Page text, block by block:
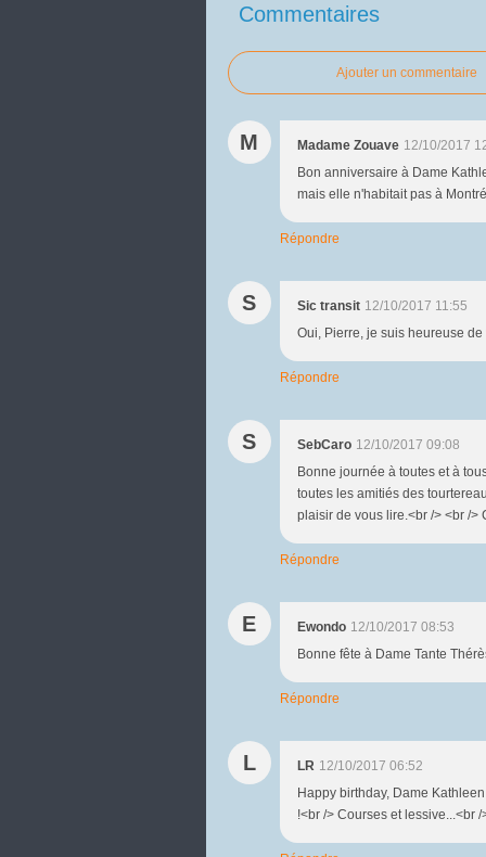
Commentaires
Ajouter un commentaire
M Madame Zouave 12/10/2017
Bon anniversaire à Dame
mais elle n'habitait pas à
Répondre
S Sic transit 12/10/2017 11:55
Oui, Pierre, je suis heureuse
Répondre
S SebCaro 12/10/2017 09:08
Bonne journée à toutes et à
toutes les amitiés des
plaisir de vous lire.<br /> <br />
Répondre
E Ewondo 12/10/2017 08:53
Bonne fête à Dame Tante
Répondre
L LR 12/10/2017 06:52
Happy birthday, Dame
!<br /> Courses et lessive...<br /